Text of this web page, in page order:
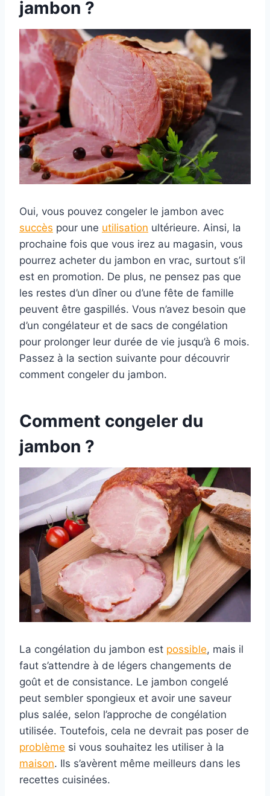
jambon ?
Oui, vous pouvez congeler le jambon avec
succès pour une utilisation ultérieure. Ainsi, la
prochaine fois que vous irez au magasin, vous
pourrez acheter du jambon en vrac, surtout s’il
est en promotion. De plus, ne pensez pas que
les restes d’un dîner ou d’une fête de famille
peuvent être gaspillés. Vous n’avez besoin que
d’un congélateur et de sacs de congélation
pour prolonger leur durée de vie jusqu’à 6 mois.
Passez à la section suivante pour découvrir
comment congeler du jambon.
Comment congeler du
jambon ?
La congélation du jambon est possible, mais il
faut s’attendre à de légers changements de
goût et de consistance. Le jambon congelé
peut sembler spongieux et avoir une saveur
plus salée, selon l’approche de congélation
utilisée. Toutefois, cela ne devrait pas poser de
problème si vous souhaitez les utiliser à la
maison. Ils s’avèrent même meilleurs dans les
recettes cuisinées.